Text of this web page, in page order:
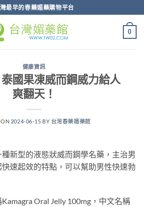
最早的春藥媚藥購物平台
0
健康資訊
國果凍威而鋼威力給人
爽翻天！
ON 2024-06-15 BY 台灣春藥媚藥館
新型的液態狀威而鋼學名藥，主治男
快速起效的特點，可以幫助男性快速勃
Oral Jelly 100mg，中文名稱